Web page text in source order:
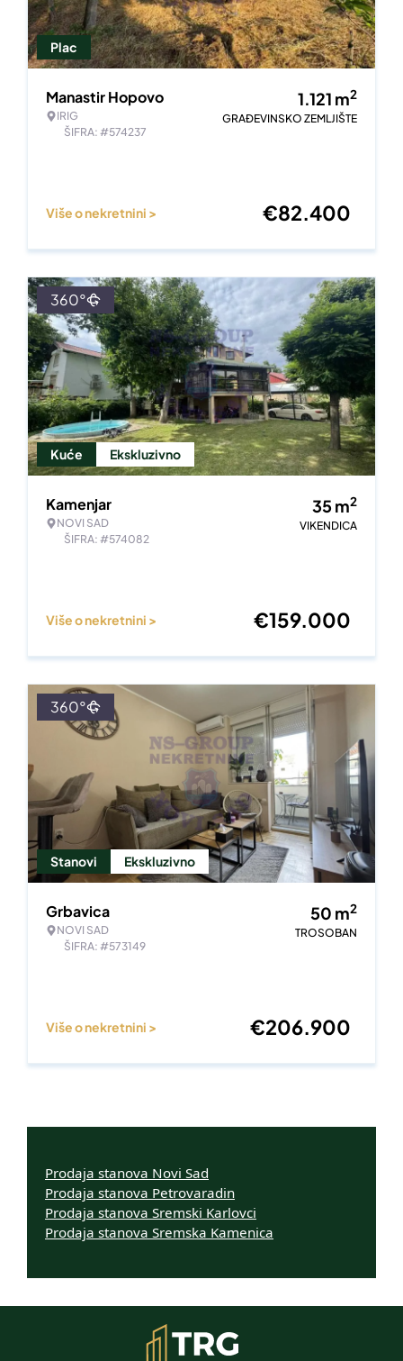
Plac
Manastir Hopovo
IRIG
ŠIFRA: #574237
1.121 m2
GRAĐEVINSKO ZEMLJIŠTE
Više o nekretnini > €82.400
Kuće Ekskluzivno
360°
Kamenjar
NOVI SAD
ŠIFRA: #574082
35m2
VIKENDICA
Više o nekretnini > €159.000
Stanovi Ekskluzivno
360°
Grbavica
NOVI SAD
ŠIFRA: #573149
50 m2
TROSOBAN
Više o nekretnini > €206.900
Prodaja stanova Novi Sad
Prodaja stanova Petrovaradin
Prodaja stanova Sremski Karlovci
Prodaja stanova Sremska Kamenica